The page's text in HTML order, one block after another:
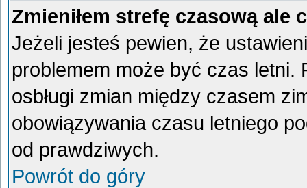
Zmieniłem strefę czasową ale
Jeżeli jesteś pewien, że
problemem może być czas letni.
osbługi zmian między czasem
obowiązywania czasu letniego
od prawdziwych.
Powrót do góry